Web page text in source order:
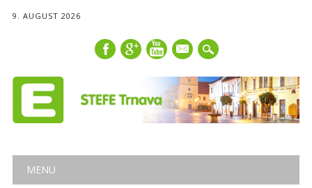
9. AUGUST 2026
mail
Main menu
MENU